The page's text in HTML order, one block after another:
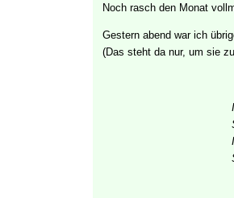
Noch rasch den Monat
Gestern abend war ich
(Das steht da nur, um sie